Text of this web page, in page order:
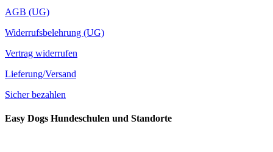
AGB (UG)
Widerrufsbelehrung (UG)
Vertrag widerrufen
Lieferung/Versand
Sicher bezahlen
Easy Dogs Hundeschulen und Standorte